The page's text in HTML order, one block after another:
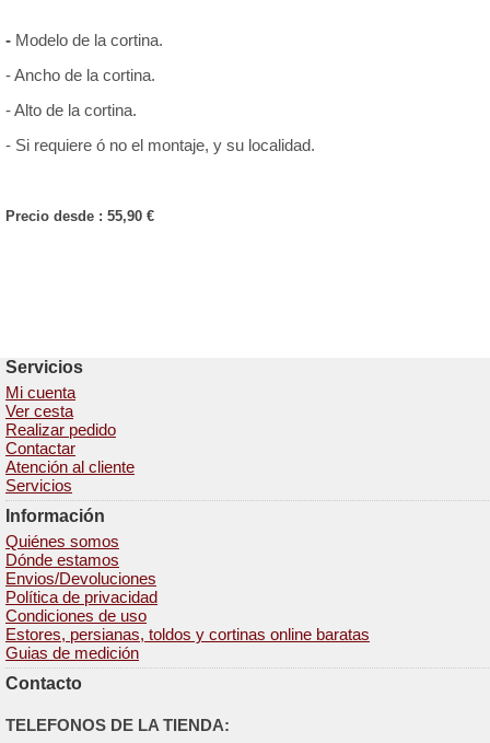
- Modelo de la cortina.
- Ancho de la cortina.
- Alto de la cortina.
- Si requiere ó no el montaje, y su localidad.
Precio desde : 55,90 €
Servicios
Mi cuenta
Ver cesta
Realizar pedido
Contactar
Atención al cliente
Servicios
Información
Quiénes somos
Dónde estamos
Envios/Devoluciones
Política de privacidad
Condiciones de uso
Estores, persianas, toldos y cortinas online baratas
Guias de medición
Contacto
TELEFONOS DE LA TIENDA: